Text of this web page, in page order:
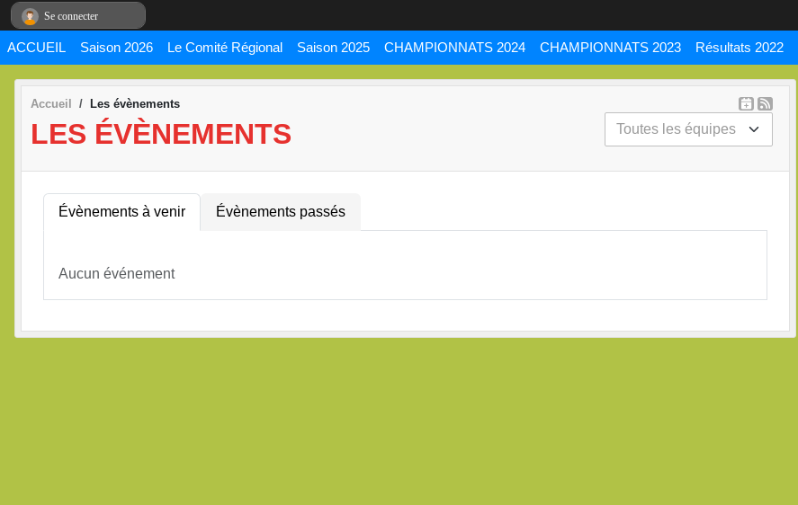
ACCUEIL Saison 2026 Le Comité Régional Saison 2025 CHAMPIONNATS 2024 CHAMPIONNATS 2023 Résultats 2022
Accueil Les évènements
LES ÉVÈNEMENTS
Évènements à venir Évènements passés
Aucun événement
Se connecter
Panneau de gestion des cookies